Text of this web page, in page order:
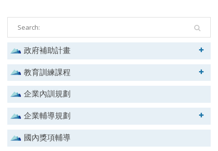
政府補助計畫
教育訓練課程
企業內訓規劃
企業輔導規劃
國內獎項輔導